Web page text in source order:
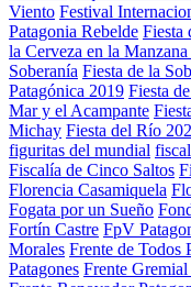
Viento Festival
Patagonia Rebelde Fiesta
la Cerveza en la
Soberanía Fiesta de la
Patagónica 2019 Fiesta
Mar y el Acampante
Michay Fiesta del Río
figuritas del mundial
Fiscalía de Cinco Saltos
Florencia Casamiquela
Fogata por un Sueño
Fortín Castre FpV
Morales Frente de Todos
Patagones Frente